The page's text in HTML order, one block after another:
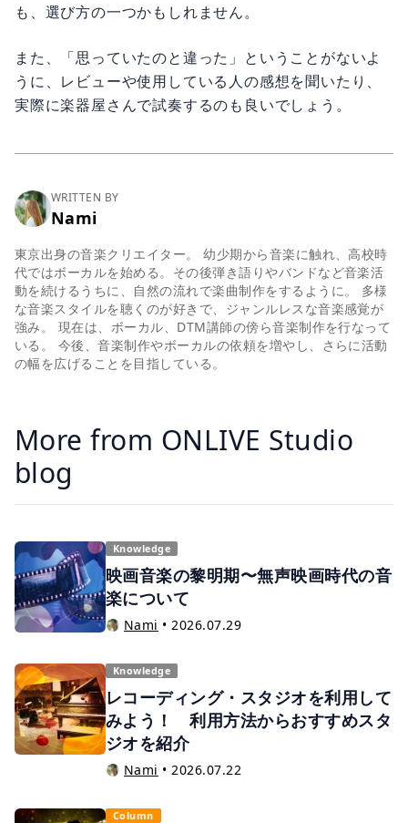
も、選び方の一つかもしれません。
また、「思っていたのと違った」ということがないよ
うに、レビューや使用している人の感想を聞いたり、
実際に楽器屋さんで試奏するのも良いでしょう。
WRITTEN BY
Nami
東京出身の音楽クリエイター。 幼少期から音楽に触れ、高校時
代ではボーカルを始める。その後弾き語りやバンドなど音楽活
動を続けるうちに、自然の流れで楽曲制作をするように。 多様
な音楽スタイルを聴くのが好きで、ジャンルレスな音楽感覚が
強み。 現在は、ボーカル、DTM講師の傍ら音楽制作を行なって
いる。 今後、音楽制作やボーカルの依頼を増やし、さらに活動
の幅を広げることを目指している。
More from ONLIVE Studio
blog
Knowledge
映画音楽の黎明期〜無声映画時代の音
楽について
Nami •2026.07.29
Knowledge
レコーディング・スタジオを利用して
みよう！ 利用方法からおすすめスタ
ジオを紹介
Nami •2026.07.22
Column